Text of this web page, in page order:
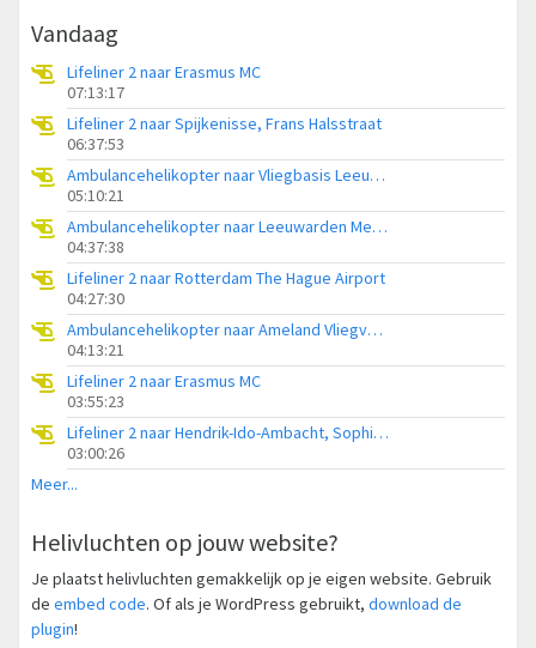
Vandaag
Lifeliner 2 naar Erasmus MC
07:13:17
Lifeliner 2 naar Spijkenisse, Frans Halsstraat
06:37:53
Ambulancehelikopter naar Vliegbasis Leeuwarden
05:10:21
Ambulancehelikopter naar Leeuwarden Medical Center Heliport
04:37:38
Lifeliner 2 naar Rotterdam The Hague Airport
04:27:30
Ambulancehelikopter naar Ameland Vliegveld Ballum
04:13:21
Lifeliner 2 naar Erasmus MC
03:55:23
Lifeliner 2 naar Hendrik-Ido-Ambacht, Sophiapark-West
03:00:26
Meer...
Helivluchten op jouw website?
Je plaatst helivluchten gemakkelijk op je eigen website. Gebruik
de embed code. Of als je WordPress gebruikt, download de
plugin!